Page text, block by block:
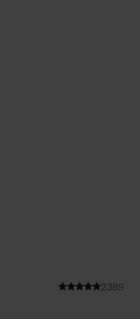
2389